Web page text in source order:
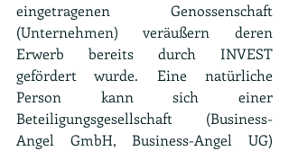
eingetragenen Genossenschaft
(Unternehmen) veräußern deren
Erwerb bereits durch INVEST
gefördert wurde. Eine natürliche
Person kann sich einer
Beteiligungsgesellschaft (Business-
Angel GmbH, Business-Angel UG)